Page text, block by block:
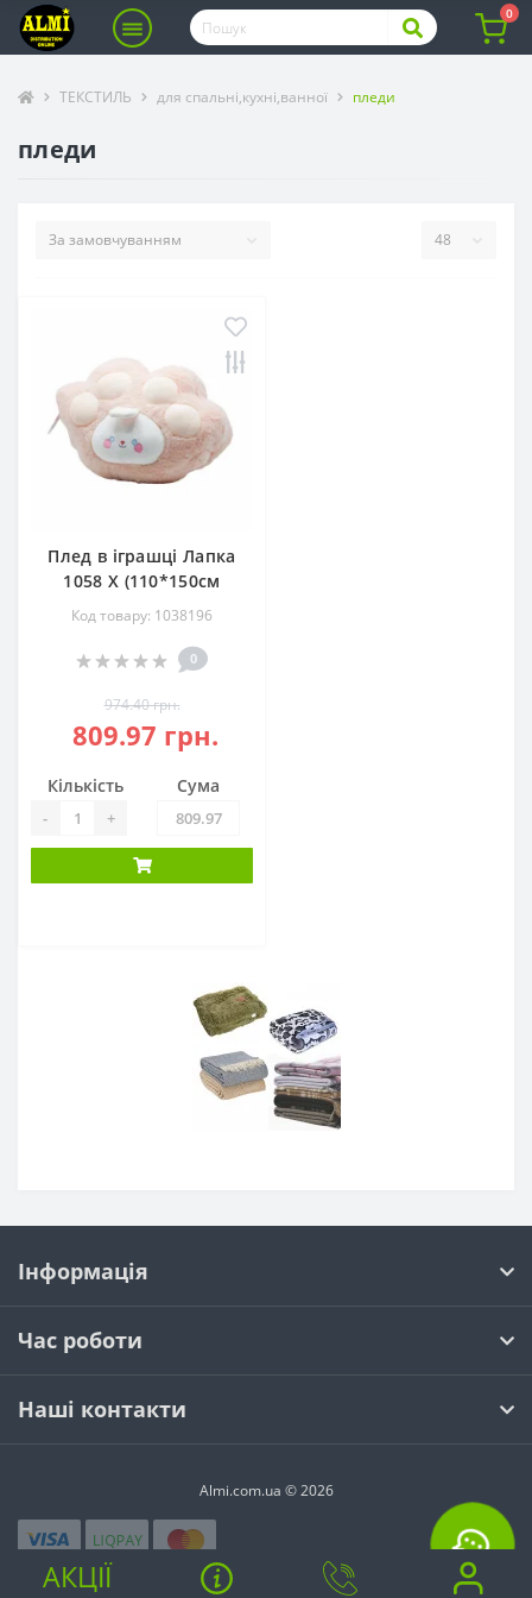
0
ТЕКСТИЛЬ для спальні,кухні,ванної пледи
пледи
Плед в іграшці Лапка
1058 Х (110*150см
Код товару: 1038196
0
974.40 грн.
809.97 грн.
Кількість
- +
Сума
Інформація
Час роботи
Наші контакти
Almi.com.ua © 2026
АКЦІЇ